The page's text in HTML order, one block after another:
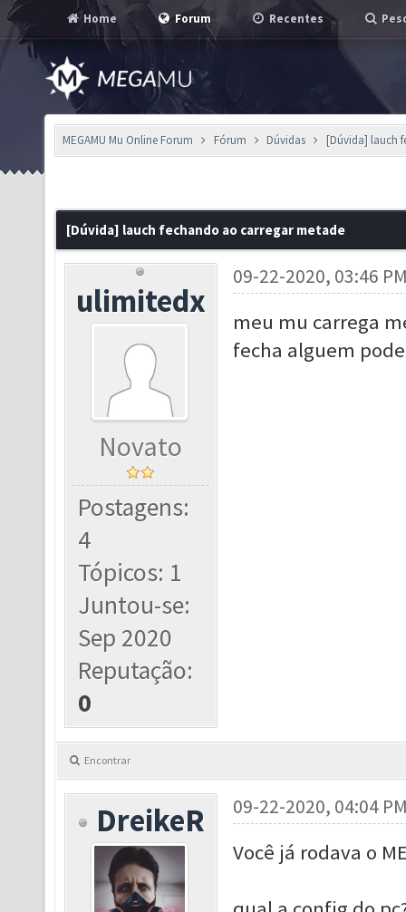
Home Forum Recentes
MEGAMU Mu Online Forum Fórum Dúvidas [Dúvida] lauch
[Dúvida] lauch fechando ao carregar metade
ulimitedx
Novato
Postagens:
4
Tópicos: 1
Juntou-se:
Sep 2020
Reputação:
0
09-22-2020, 03:46
meu mu carrega
fecha alguem
Encontrar
DreikeR 09-22-2020, 04:04
Você já rodava o